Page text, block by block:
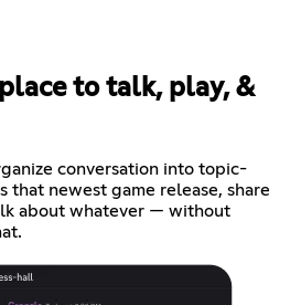
to talk, play, &
conversation into topic-
that newest game release, share
about whatever — without